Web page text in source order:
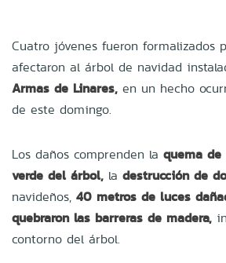
Cuatro jóvenes fueron formalizados
afectaron al árbol de navidad
Armas de Linares, en un hecho
de este domingo.
Los daños comprenden la quema
verde del árbol, la destrucción de
navideños, 40 metros de luces
quebraron las barreras de madera,
contorno del árbol.